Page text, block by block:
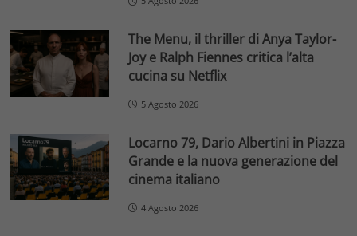
The Menu, il thriller di Anya Taylor-
Joy e Ralph Fiennes critica l’alta
cucina su Netflix
5 Agosto 2026
Locarno 79, Dario Albertini in Piazza
Grande e la nuova generazione del
cinema italiano
4 Agosto 2026